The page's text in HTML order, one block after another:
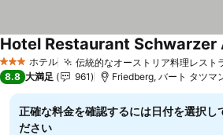
3 ホテルのランク
ホテル 伝統的なオーストリア料理レスト
Hotel Restaurant Schwarzer
8.8 大満足 961 Friedberg, バート タツマ
正確な料金を確認するには日付を選択し
ださい